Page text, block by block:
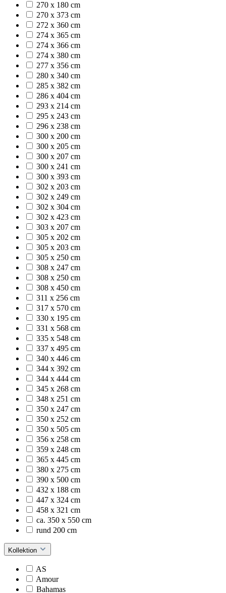
270 x 180 cm
270 x 373 cm
272 x 360 cm
274 x 365 cm
274 x 366 cm
274 x 380 cm
277 x 356 cm
280 x 340 cm
285 x 382 cm
286 x 404 cm
293 x 214 cm
295 x 243 cm
296 x 238 cm
300 x 200 cm
300 x 205 cm
300 x 207 cm
300 x 241 cm
300 x 393 cm
302 x 203 cm
302 x 249 cm
302 x 304 cm
302 x 423 cm
303 x 207 cm
305 x 202 cm
305 x 203 cm
305 x 250 cm
308 x 247 cm
308 x 250 cm
308 x 450 cm
311 x 256 cm
317 x 570 cm
330 x 195 cm
331 x 568 cm
335 x 548 cm
337 x 495 cm
340 x 446 cm
344 x 392 cm
344 x 444 cm
345 x 268 cm
348 x 251 cm
350 x 247 cm
350 x 252 cm
350 x 505 cm
356 x 258 cm
359 x 248 cm
365 x 445 cm
380 x 275 cm
390 x 500 cm
432 x 188 cm
447 x 324 cm
458 x 321 cm
ca. 350 x 550 cm
rund 200 cm
Kollektion
AS
Amour
Bahamas